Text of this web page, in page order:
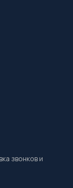
звонков и